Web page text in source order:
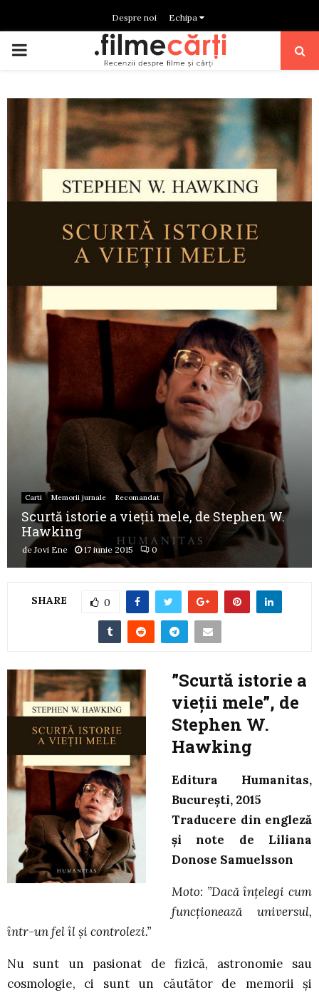
Despre noi Echipa
PRIMARY
Carti Memorii jurnale Recomandat
Scurtă istorie a vieții mele, de Stephen W.
Hawking
de Jovi Ene 17 iunie 2015 0
SHARE 0
”Scurtă istorie a
vieții mele”, de
Stephen W.
Hawking
Editura Humanitas,
București, 2015
Traducere din engleză
și note de Liliana
Donose Samuelsson
Moto: ”Dacă înțelegi cum
funcționează universul,
într-un fel îl și controlezi.”
Nu sunt un pasionat de fizică, astronomie sau
cosmologie, ci sunt un căutător de memorii și